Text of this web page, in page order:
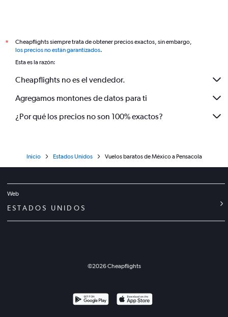
*
Cheapflights siempre trata de obtener precios exactos, sin embargo,
los precios no están garantizados.
Esta es la razón:
Cheapflights no es el vendedor.
Agregamos montones de datos para ti
¿Por qué los precios no son 100% exactos?
Inicio Estados Unidos Vuelos baratos de México a Pensacola
Web
ESTADOS UNIDOS
©2026Cheapflights